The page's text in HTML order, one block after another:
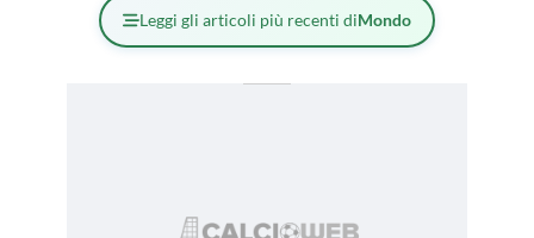
Leggi gli articoli più recenti diMondo